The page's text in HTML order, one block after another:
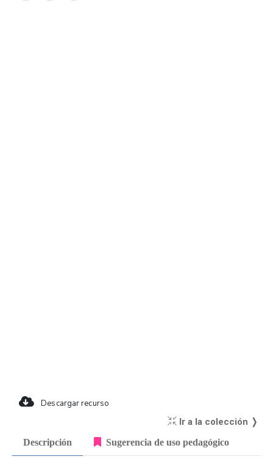
Descargar recurso
Ir a la colección ❭
Descripción Sugerencia de uso pedagógico